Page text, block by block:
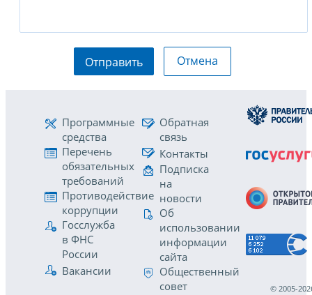
Отправить Отмена
Программные
средства
Перечень
обязательных
требований
Противодействие
коррупции
Госслужба
в ФНС
России
Вакансии
Обратная
связь
Контакты
Подписка
на
новости
Об
использовании
информации
сайта
Общественный
совет
© 2005-